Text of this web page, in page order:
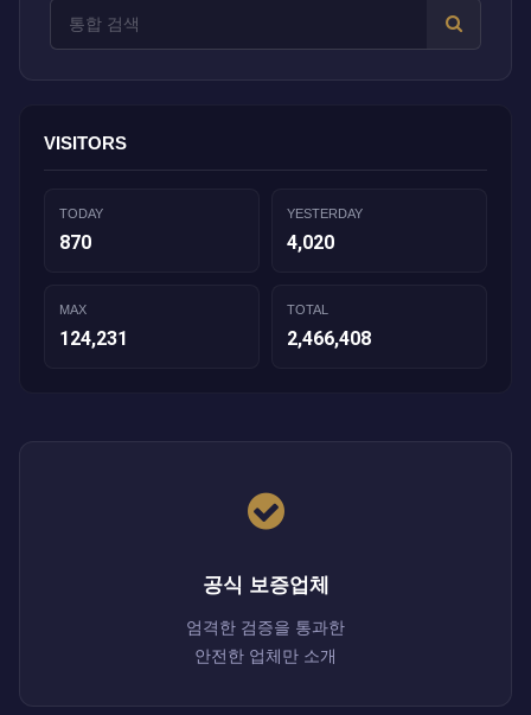
VISITORS
TODAY
870
YESTERDAY
4,020
MAX
124,231
TOTAL
2,466,408
공식 보증업체
엄격한 검증을 통과한
안전한 업체만 소개